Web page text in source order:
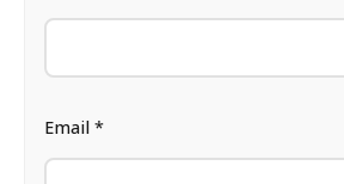
Email *